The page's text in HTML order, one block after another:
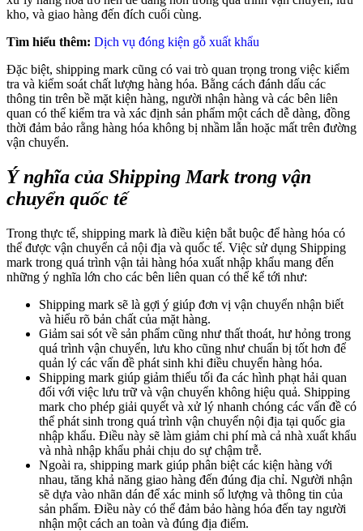
kho, và giao hàng đến đích cuối cùng.
Tìm hiểu thêm: Dịch vụ đóng kiện gỗ xuất khẩu
Đặc biệt, shipping mark cũng có vai trò quan trọng trong việc kiểm
tra và kiểm soát chất lượng hàng hóa. Bằng cách đánh dấu các
thông tin trên bề mặt kiện hàng, người nhận hàng và các bên liên
quan có thể kiểm tra và xác định sản phẩm một cách dễ dàng, đồng
thời đảm bảo rằng hàng hóa không bị nhầm lẫn hoặc mất trên đường
vận chuyển.
Ý nghĩa của Shipping Mark trong vận
chuyển quốc tế
Trong thực tế, shipping mark là điều kiện bắt buộc để hàng hóa có
thể được vận chuyển cả nội địa và quốc tế. Việc sử dụng Shipping
mark trong quá trình vận tải hàng hóa xuất nhập khẩu mang đến
những ý nghĩa lớn cho các bên liên quan có thể kể tới như:
Shipping mark sẽ là gợi ý giúp đơn vị vận chuyển nhận biết
và hiểu rõ bản chất của mặt hàng.
Giảm sai sót về sản phẩm cũng như thất thoát, hư hỏng trong
quá trình vận chuyển, lưu kho cũng như chuẩn bị tốt hơn để
quản lý các vấn đề phát sinh khi điều chuyển hàng hóa.
Shipping mark giúp giảm thiểu tối đa các hình phạt hải quan
đối với việc lưu trữ và vận chuyển không hiệu quả. Shipping
mark cho phép giải quyết và xử lý nhanh chóng các vấn đề có
thể phát sinh trong quá trình vận chuyển nội địa tại quốc gia
nhập khẩu. Điều này sẽ làm giảm chi phí mà cả nhà xuất khẩu
và nhà nhập khẩu phải chịu do sự chậm trễ.
Ngoài ra, shipping mark giúp phân biệt các kiện hàng với
nhau, tăng khả năng giao hàng đến đúng địa chỉ. Người nhận
sẽ dựa vào nhãn dán để xác minh số lượng và thông tin của
sản phẩm. Điều này có thể đảm bảo hàng hóa đến tay người
nhận một cách an toàn và đúng địa điểm.